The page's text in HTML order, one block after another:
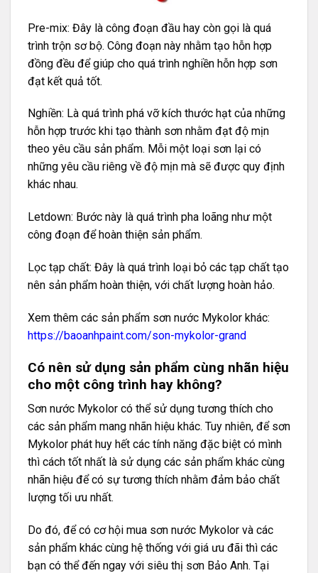
Pre-mix: Đây là công đoạn đầu hay còn gọi là quá
trình trộn sơ bộ. Công đoạn này nhằm tạo hỗn hợp
đồng đều để giúp cho quá trình nghiền hỗn hợp sơn
đạt kết quả tốt.
Nghiền: Là quá trình phá vỡ kích thước hạt của những
hỗn hợp trước khi tạo thành sơn nhằm đạt độ mịn
theo yêu cầu sản phẩm. Mỗi một loại sơn lại có
những yêu cầu riêng về độ mịn mà sẽ được quy định
khác nhau.
Letdown: Bước này là quá trình pha loãng như một
công đoạn để hoàn thiện sản phẩm.
Lọc tạp chất: Đây là quá trình loại bỏ các tạp chất tạo
nên sản phẩm hoàn thiện, với chất lượng hoàn hảo.
Xem thêm các sản phẩm sơn nước Mykolor khác:
https://baoanhpaint.com/son-mykolor-grand
Có nên sử dụng sản phẩm cùng nhãn hiệu
cho một công trình hay không?
Sơn nước Mykolor có thể sử dụng tương thích cho
các sản phẩm mang nhãn hiệu khác. Tuy nhiên, để sơn
Mykolor phát huy hết các tính năng đặc biệt có mình
thì cách tốt nhất là sử dụng các sản phẩm khác cùng
nhãn hiệu để có sự tương thích nhằm đảm bảo chất
lượng tối ưu nhất.
Do đó, để có cơ hội mua sơn nước Mykolor và các
sản phẩm khác cùng hệ thống với giá ưu đãi thì các
bạn có thể đến ngay với siêu thị sơn Bảo Anh. Tại